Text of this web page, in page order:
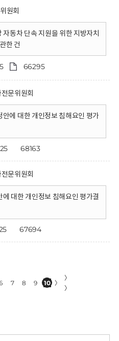
원회
동차 단속 지원을 위한 지방자치
한 건
66295
문위원회
안에 대한 개인정보 침해요인 평가
68163
문위원회
에 대한 개인정보 침해요인 평가결
67694
7 8 9 10 〉
〉
〉